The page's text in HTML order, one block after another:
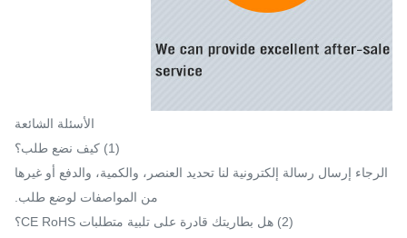
الأسئلة الشائعة
(1) كيف نضع طلب؟
الرجاء إرسال رسالة إلكترونية لنا تحديد العنصر، والكمية، والدفع أو غيرها
من المواصفات لوضع طلب.
(2) هل بطاريتك قادرة على تلبية متطلبات CE RoHS؟